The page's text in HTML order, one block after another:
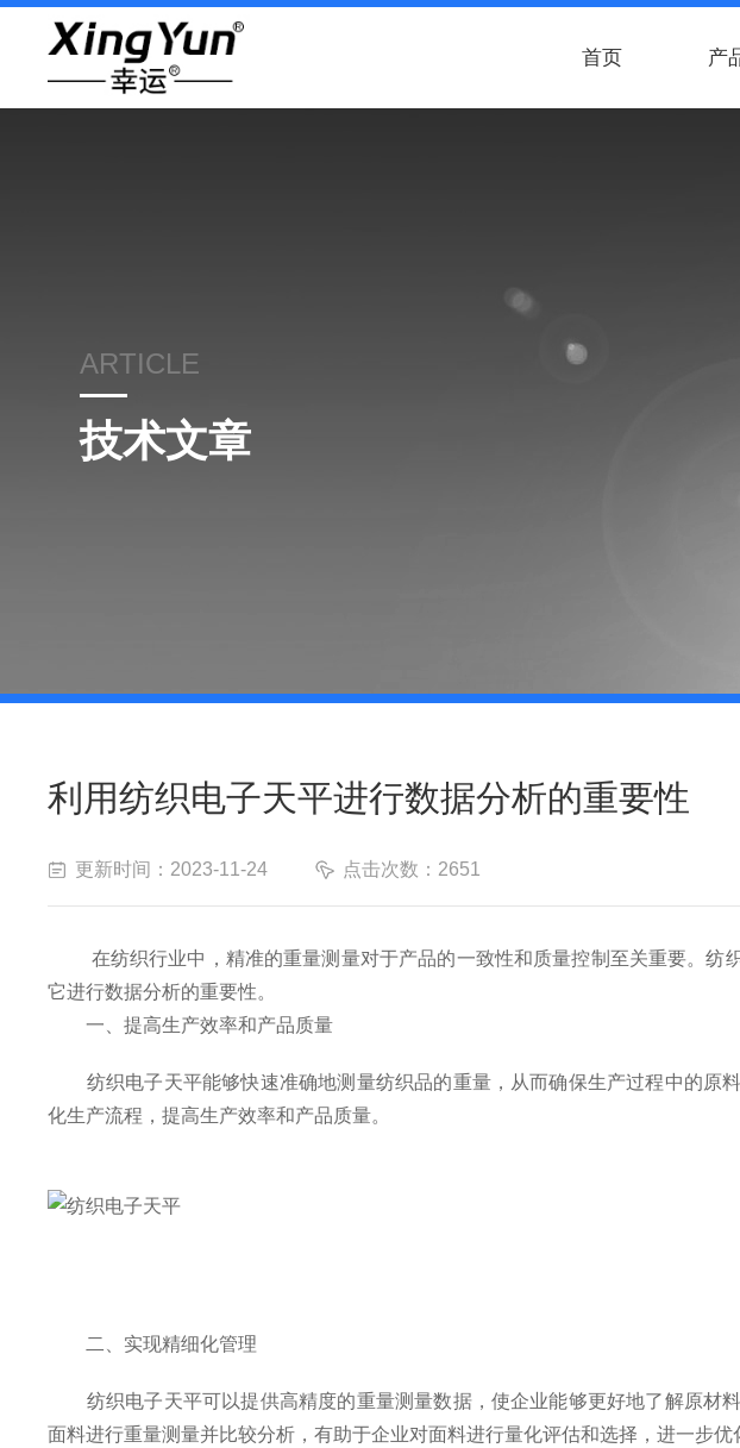
首页 产
ARTICLE
技术文章
利用纺织电子天平进行数据分析的重要性
更新时间：2023-11-24 点击次数：2651
在纺织行业中，精准的重量测量对于产品的一致性和质量控制至关重要。纺
它进行数据分析的重要性。
一、提高生产效率和产品质量
纺织电子天平能够快速准确地测量纺织品的重量，从而确保生产过程中的原
化生产流程，提高生产效率和产品质量。
二、实现精细化管理
纺织电子天平可以提供高精度的重量测量数据，使企业能够更好地了解原材
面料进行重量测量并比较分析，有助于企业对面料进行量化评估和选择，进一步优